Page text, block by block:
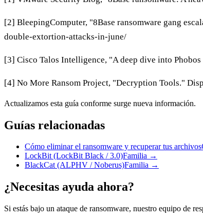
[2] BleepingComputer, "8Base ransomware gang
double-extortion-attacks-in-june/
[3] Cisco Talos Intelligence, "A deep dive into
[4] No More Ransom Project, "Decryption Tools."
Actualizamos esta guía conforme surge nueva información.
Guías relacionadas
Cómo eliminar el ransomware y recuperar tus archivos
LockBit (LockBit Black / 3.0)Familia →
BlackCat (ALPHV / Noberus)Familia →
¿Necesitas ayuda ahora?
Si estás bajo un ataque de ransomware, nuestro equipo de